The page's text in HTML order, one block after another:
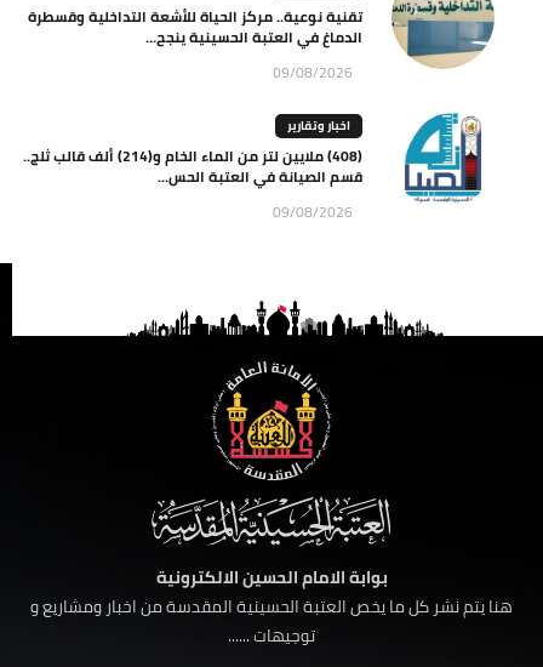
تقنية نوعية.. مركز الحياة للأشعة التداخلية وقسطرة
الدماغ في العتبة الحسينية ينجح...
09/08/2026
اخبار وتقارير
(408) ملايين لتر من الماء الخام و(214) ألف قالب ثلج..
قسم الصيانة في العتبة الحس...
09/08/2026
بوابة الامام الحسين الالكترونية
هنا يتم نشر كل ما يخص العتبة الحسينية المقدسة من اخبار ومشاريع و
توجيهات ......